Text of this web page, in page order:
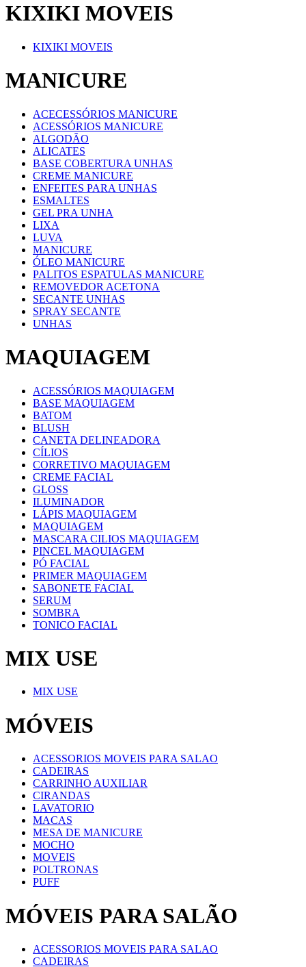
KIXIKI MOVEIS
KIXIKI MOVEIS
MANICURE
ACECESSÓRIOS MANICURE
ACESSÓRIOS MANICURE
ALGODÃO
ALICATES
BASE COBERTURA UNHAS
CREME MANICURE
ENFEITES PARA UNHAS
ESMALTES
GEL PRA UNHA
LIXA
LUVA
MANICURE
ÓLEO MANICURE
PALITOS ESPATULAS MANICURE
REMOVEDOR ACETONA
SECANTE UNHAS
SPRAY SECANTE
UNHAS
MAQUIAGEM
ACESSÓRIOS MAQUIAGEM
BASE MAQUIAGEM
BATOM
BLUSH
CANETA DELINEADORA
CÍLIOS
CORRETIVO MAQUIAGEM
CREME FACIAL
GLOSS
ILUMINADOR
LÁPIS MAQUIAGEM
MAQUIAGEM
MASCARA CILIOS MAQUIAGEM
PINCEL MAQUIAGEM
PÓ FACIAL
PRIMER MAQUIAGEM
SABONETE FACIAL
SERUM
SOMBRA
TONICO FACIAL
MIX USE
MIX USE
MÓVEIS
ACESSORIOS MOVEIS PARA SALAO
CADEIRAS
CARRINHO AUXILIAR
CIRANDAS
LAVATORIO
MACAS
MESA DE MANICURE
MOCHO
MOVEIS
POLTRONAS
PUFF
MÓVEIS PARA SALÃO
ACESSORIOS MOVEIS PARA SALAO
CADEIRAS